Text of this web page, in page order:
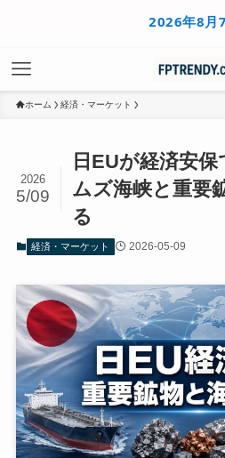
2026年8月7日の
ホーム 経済・マーケット
日EUが経済安
ムズ海峡と重要
る
2026
5/09
経済・マーケット 2026-05-09